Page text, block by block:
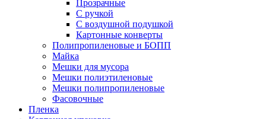
Прозрачные
С ручкой
С воздушной подушкой
Картонные конверты
Полипропиленовые и БОПП
Майка
Мешки для мусора
Мешки полиэтиленовые
Мешки полипропиленовые
Фасовочные
Пленка